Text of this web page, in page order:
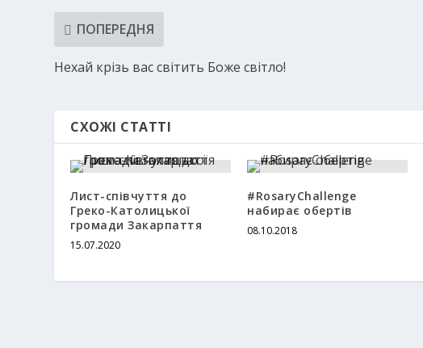
ПОПЕРЕДНЯ
Нехай крізь вас світить Боже світло!
СХОЖІ СТАТТІ
Лист-співчуття до
Греко-Католицької
громади Закарпаття
15.07.2020
#RosaryChallenge
набирає обертів
08.10.2018